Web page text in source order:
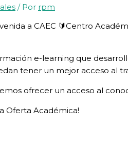
/ Por rpm
a ⁣CAEC ⁣🔰Centro
e-learning que
tener un mejor acceso al
ofrecer un acceso al
Oferta Académica!